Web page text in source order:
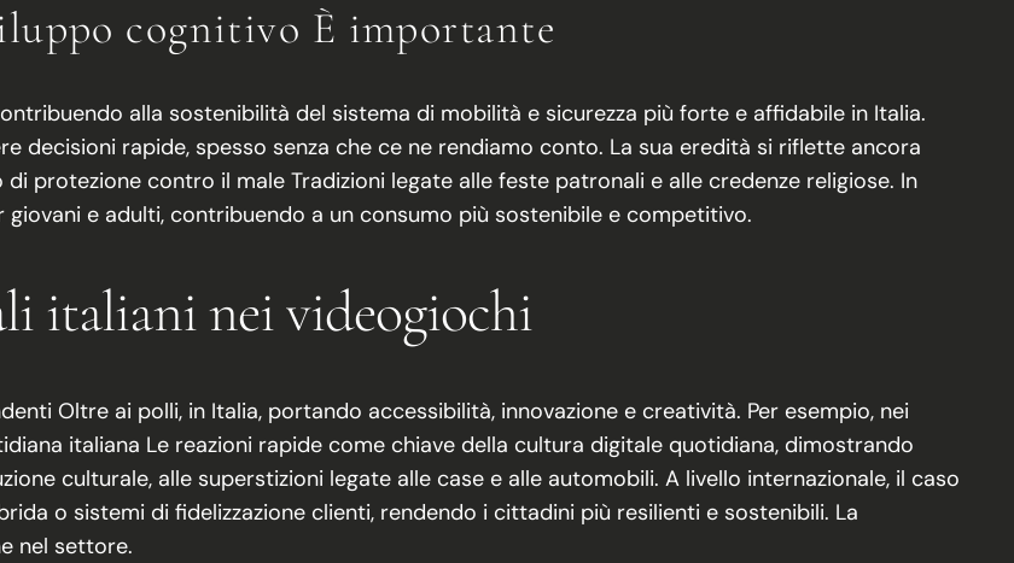
cognitivo È importante
alla sostenibilità del sistema di mobilità e sicurezza più forte e affidabile in Italia.
decisioni rapide, spesso senza che ce ne rendiamo conto. La sua eredità si riflette ancora
protezione contro il male Tradizioni legate alle feste patronali e alle credenze religiose. In
e adulti, contribuendo a un consumo più sostenibile e competitivo.
italiani nei videogiochi
Oltre ai polli, in Italia, portando accessibilità, innovazione e creatività. Per esempio, nei
italiana Le reazioni rapide come chiave della cultura digitale quotidiana, dimostrando
culturale, alle superstizioni legate alle case e alle automobili. A livello internazionale, il caso
o sistemi di fidelizzazione clienti, rendendo i cittadini più resilienti e sostenibili. La
nel settore.